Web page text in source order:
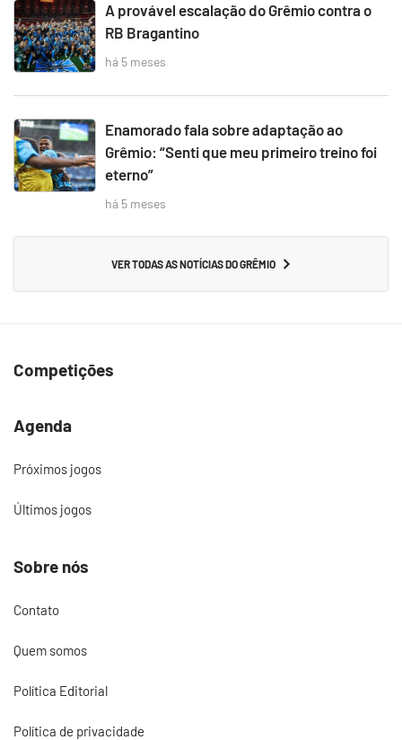
A provável escalação do Grêmio contra o
RB Bragantino
há 5 meses
Enamorado fala sobre adaptação ao
Grêmio: “Senti que meu primeiro treino foi
eterno”
há 5 meses
VER TODAS AS NOTÍCIAS DO GRÊMIO
Competições
Agenda
Próximos jogos
Últimos jogos
Sobre nós
Contato
Quem somos
Política Editorial
Política de privacidade